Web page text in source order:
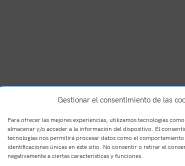
Gestionar el consentimiento de las
Para ofrecer las mejores experiencias, utilizamos tecnologías
almacenar y/o acceder a la información del dispositivo. El
tecnologías nos permitirá procesar datos como el comportamiento
identificaciones únicas en este sitio. No consentir o retirar el
negativamente a ciertas características y funciones.